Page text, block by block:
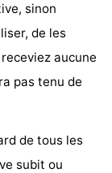
sinon
de les
aucune
pas tenu de
de tous les
subit ou